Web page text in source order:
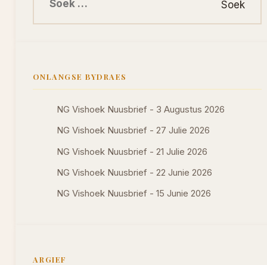
ONLANGSE BYDRAES
NG Vishoek Nuusbrief - 3 Augustus 2026
NG Vishoek Nuusbrief - 27 Julie 2026
NG Vishoek Nuusbrief - 21 Julie 2026
NG Vishoek Nuusbrief - 22 Junie 2026
NG Vishoek Nuusbrief - 15 Junie 2026
ARGIEF